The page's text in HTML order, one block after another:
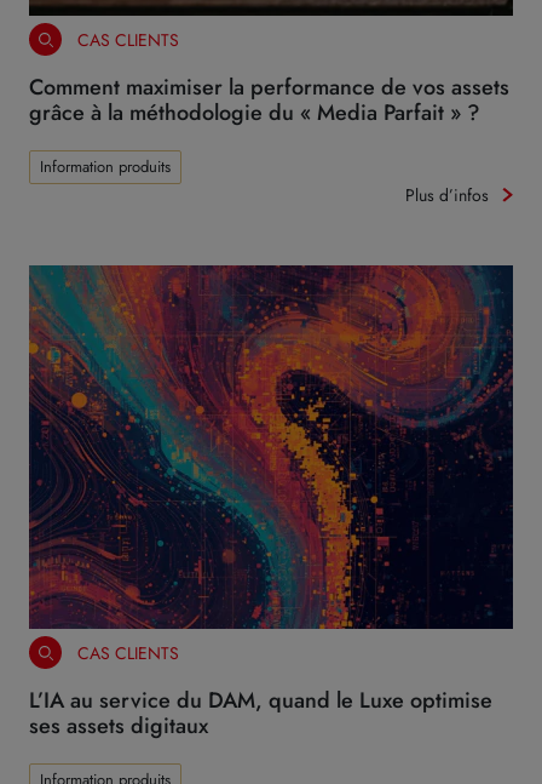
CAS CLIENTS
Comment maximiser la performance de vos assets
grâce à la méthodologie du « Media Parfait » ?
Information produits
Plus d’infos
CAS CLIENTS
L’IA au service du DAM, quand le Luxe optimise
ses assets digitaux